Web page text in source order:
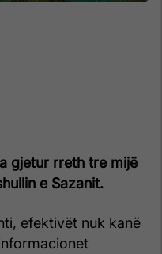
gjetur rreth tre mijë
e Sazanit.
efektivët nuk kanë